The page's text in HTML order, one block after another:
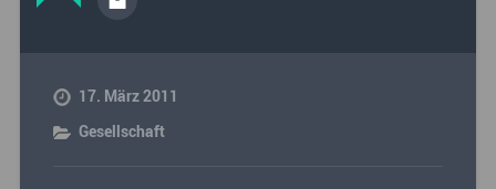
17. März 2011
Gesellschaft